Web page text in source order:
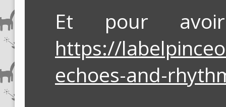
Et pour
https://
echoes-and-